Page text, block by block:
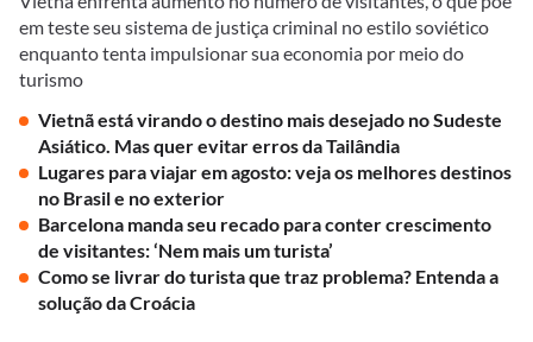
em teste seu sistema de justiça criminal no estilo soviético
enquanto tenta impulsionar sua economia por meio do
turismo
Vietnã está virando o destino mais desejado no Sudeste
Asiático. Mas quer evitar erros da Tailândia
Lugares para viajar em agosto: veja os melhores destinos
no Brasil e no exterior
Barcelona manda seu recado para conter crescimento
de visitantes: ‘Nem mais um turista’
Como se livrar do turista que traz problema? Entenda a
solução da Croácia